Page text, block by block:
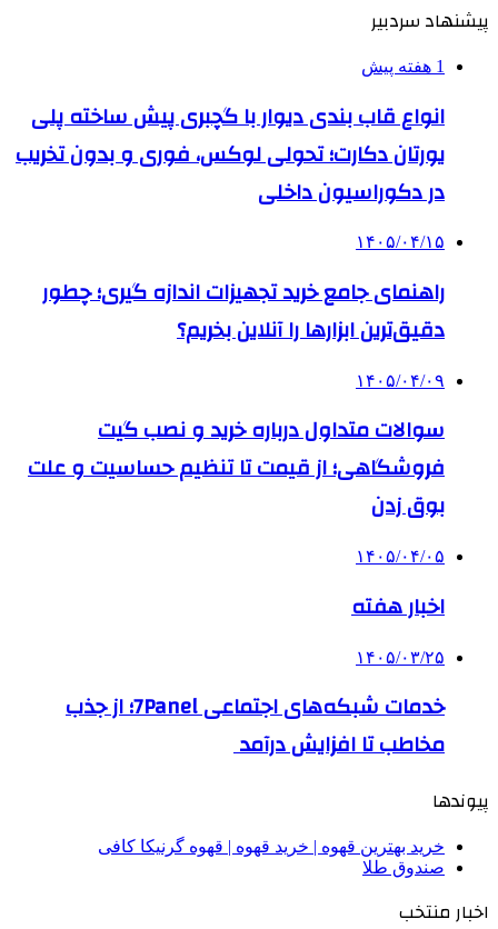
پیشنهاد سردبیر
1 هفته پیش
انواع قاب بندی دیوار با گچبری پیش ساخته پلی
یورتان دکارت؛ تحولی لوکس، فوری و بدون تخریب
در دکوراسیون داخلی
۱۴۰۵/۰۴/۱۵
راهنمای جامع خرید تجهیزات اندازه گیری؛ چطور
دقیق‌ترین ابزارها را آنلاین بخریم؟
۱۴۰۵/۰۴/۰۹
سوالات متداول درباره خرید و نصب گیت
فروشگاهی؛ از قیمت تا تنظیم حساسیت و علت
بوق زدن
۱۴۰۵/۰۴/۰۵
اخبار هفته
۱۴۰۵/۰۳/۲۵
خدمات شبکه‌های اجتماعی 7Panel؛ از جذب
مخاطب تا افزایش درآمد
پیوندها
خرید بهترین قهوه | خرید قهوه | قهوه گرنیکا کافی
صندوق طلا
اخبار منتخب